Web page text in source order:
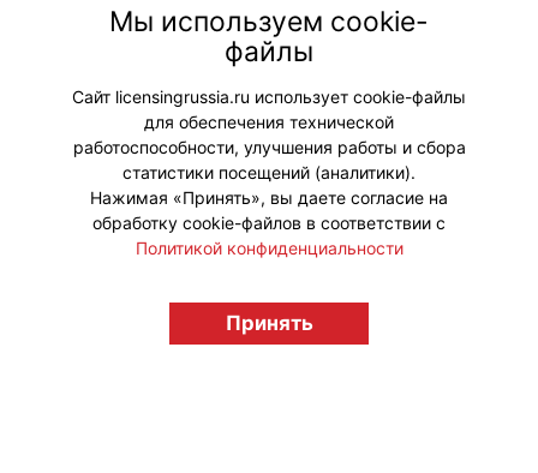
Посетителям предложат окунуться
в криминальный мир семьи Шелби,
сочетая интерактивную игру с
живыми выступлениями актеров.
#ПродвижениеБренда
licensingrussia.ru, 2009-2026 12+
Мы используем cookie-
файлы
Сайт licensingrussia.ru использует cookie-файлы
для обеспечения технической
работоспособности, улучшения работы и сбора
статистики посещений (аналитики).
Нажимая «Принять», вы даете согласие на
обработку cookie-файлов в соответствии с
Политикой конфиденциальности
Принять